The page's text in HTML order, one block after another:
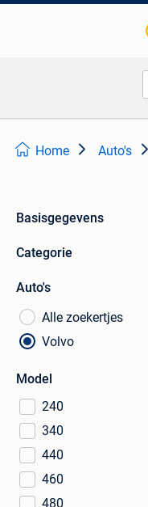
Home Auto's
Basisgegevens
Categorie
Auto's
Alle zoekertjes
Volvo
Model
240
340
440
460
480